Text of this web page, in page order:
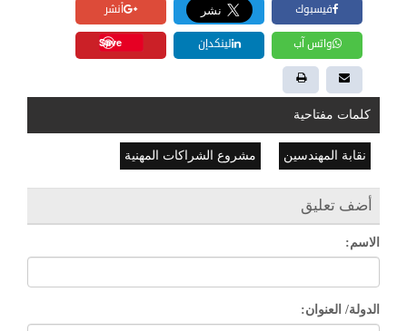
فيسبوك أنشر
واتس آب لينكدإن Save
كلمات مفتاحية
نقابة المهندسين مشروع الشراكات المهنية
أضف تعليق
الاسم:
الدولة/ العنوان: